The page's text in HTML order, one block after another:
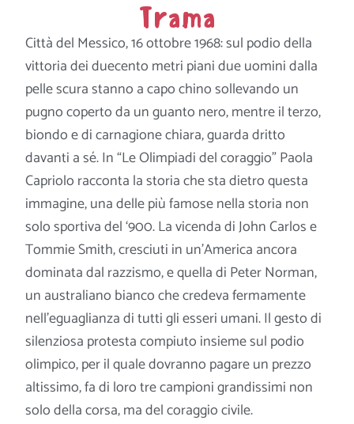
Trama
Città del Messico, 16 ottobre 1968: sul podio della
vittoria dei duecento metri piani due uomini dalla
pelle scura stanno a capo chino sollevando un
pugno coperto da un guanto nero, mentre il terzo,
biondo e di carnagione chiara, guarda dritto
davanti a sé. In “Le Olimpiadi del coraggio” Paola
Capriolo racconta la storia che sta dietro questa
immagine, una delle più famose nella storia non
solo sportiva del ‘900. La vicenda di John Carlos e
Tommie Smith, cresciuti in un’America ancora
dominata dal razzismo, e quella di Peter Norman,
un australiano bianco che credeva fermamente
nell’eguaglianza di tutti gli esseri umani. Il gesto di
silenziosa protesta compiuto insieme sul podio
olimpico, per il quale dovranno pagare un prezzo
altissimo, fa di loro tre campioni grandissimi non
solo della corsa, ma del coraggio civile.